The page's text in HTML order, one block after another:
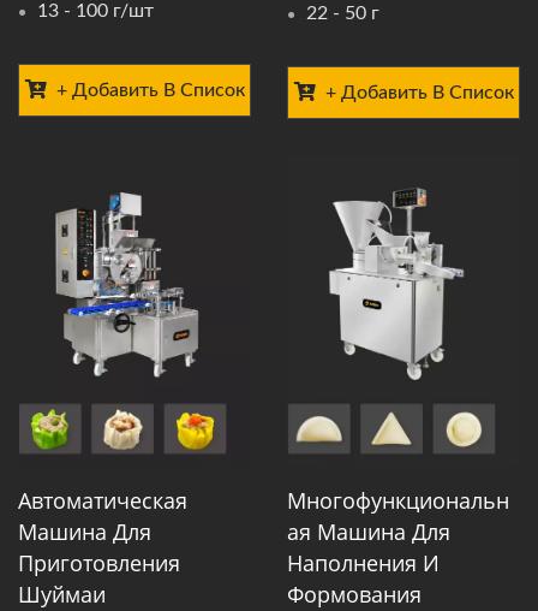
13 - 100 г/шт
+ Добавить В Список
22 - 50 г
+ Добавить В Список
Автоматическая
Машина Для
Приготовления
Шуймаи
Многофункциональн
Ая Машина Для
Наполнения И
Формования